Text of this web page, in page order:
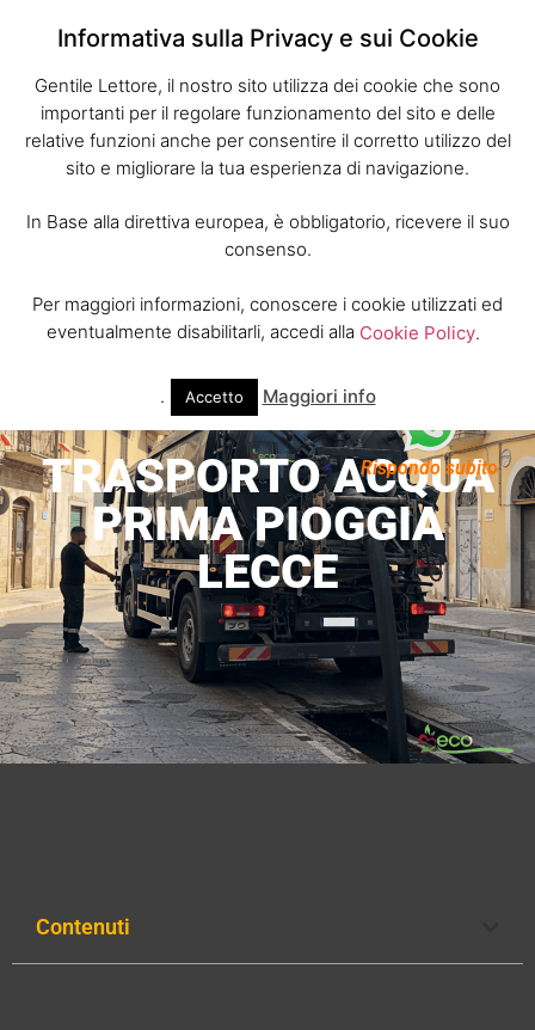
TRASPORTO ACQUA
PRIMA PIOGGIA
LECCE
Contenuti
Rispondo subito
Informativa sulla Privacy e sui Cookie
Gentile Lettore, il nostro sito utilizza dei cookie che sono
importanti per il regolare funzionamento del sito e delle
relative funzioni anche per consentire il corretto utilizzo del
sito e migliorare la tua esperienza di navigazione.
In Base alla direttiva europea, è obbligatorio, ricevere il suo
consenso.
Per maggiori informazioni, conoscere i cookie utilizzati ed
eventualmente disabilitarli, accedi alla Cookie Policy.
. Accetto Maggiori info